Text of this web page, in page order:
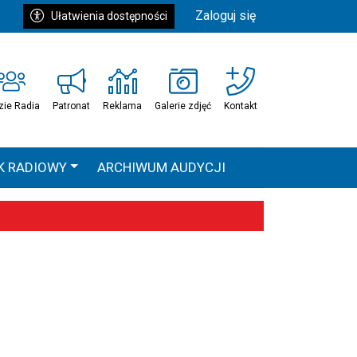
Ułatwienia dostępności Zaloguj się
Radia Patronat Reklama Galerie zdjęć Kontakt
RADIOWY ARCHIWUM AUDYCJI
HEAVEN TOUR